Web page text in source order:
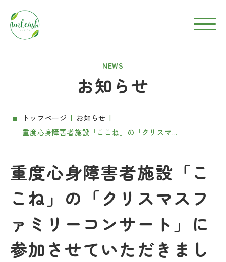
NEWS
お知らせ
トップページ
お知らせ
重度心身障害者施設「ここね」の「クリスマ...
重度心身障害者施設「こ
こね」の「クリスマスフ
ァミリーコンサート」に
参加させていただきまし